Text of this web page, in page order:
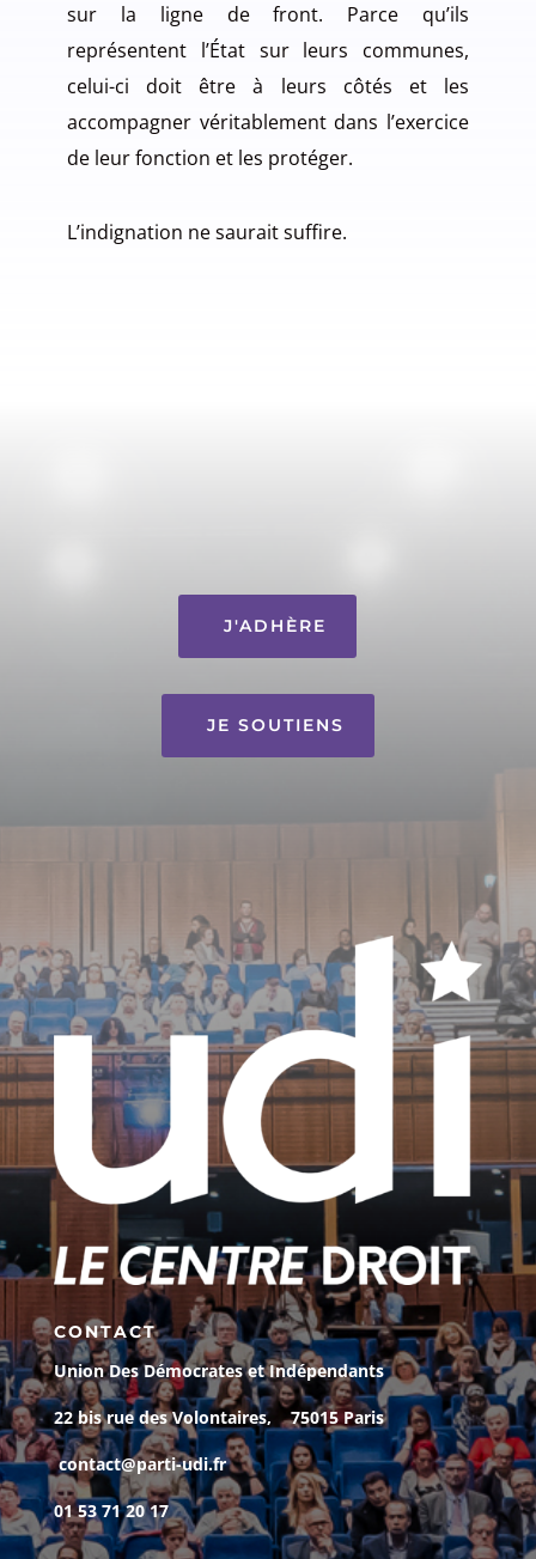
sur la ligne de front. Parce qu’ils
représentent l’État sur leurs communes,
celui-ci doit être à leurs côtés et les
accompagner véritablement dans l’exercice
de leur fonction et les protéger.
L’indignation ne saurait suffire.
J'ADHÈRE
JE SOUTIENS
CONTACT
Union Des Démocrates et Indépendants
22 bis rue des Volontaires, 75015 Paris
contact@parti-udi.fr
01 53 71 20 17